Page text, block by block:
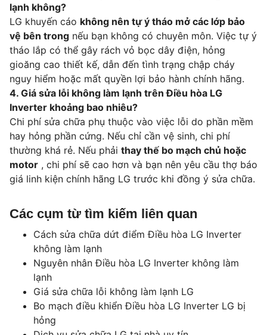
lạnh không?
LG khuyến cáo không nên tự ý tháo mở các lớp bảo
vệ bên trong nếu bạn không có chuyên môn. Việc tự ý
tháo lắp có thể gây rách vỏ bọc dây điện, hỏng
gioăng cao thiết kế, dẫn đến tình trạng chập cháy
nguy hiểm hoặc mất quyền lợi bảo hành chính hãng.
4. Giá sửa lỗi không làm lạnh trên Điều hòa LG
Inverter khoảng bao nhiêu?
Chi phí sửa chữa phụ thuộc vào việc lỗi do phần mềm
hay hỏng phần cứng. Nếu chỉ cần vệ sinh, chi phí
thường khá rẻ. Nếu phải thay thế bo mạch chủ hoặc
motor , chi phí sẽ cao hơn và bạn nên yêu cầu thợ báo
giá linh kiện chính hãng LG trước khi đồng ý sửa chữa.
Các cụm từ tìm kiếm liên quan
Cách sửa chữa dứt điểm Điều hòa LG Inverter
không làm lạnh
Nguyên nhân Điều hòa LG Inverter không làm
lạnh
Giá sửa chữa lỗi không làm lạnh LG
Bo mạch điều khiển Điều hòa LG Inverter LG bị
hỏng